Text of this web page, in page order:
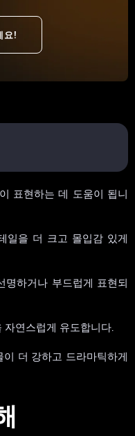
요!
표현하는 데 도움이 됩니
일을 더 크고 몰입감 있게
명하거나 부드럽게 표현되
연스럽게 유도합니다.
더 강하고 드라마틱하게